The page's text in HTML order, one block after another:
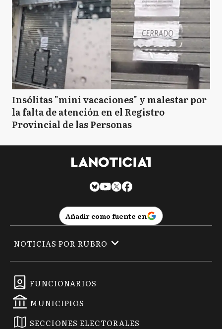
GA General Alvarado
GB General Belgrano
GL General La Madrid
GP General Paz
General Pueyrredón
GL
LM La Matanza
Insólitas "mini vacaciones" y malestar por
la falta de atención en el Registro
Provincial de las Personas
Añadir como fuente en
FUNCIONARIOS
MUNICIPIOS
SECCIONES ELECTORALES
NOTICIAS POR RUBRO